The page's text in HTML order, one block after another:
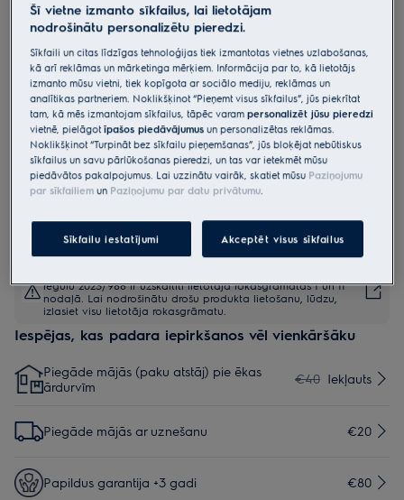
4.8 (300)
Ražojuma informācijas lapa
Priekšrocības
Skaidra, kompakta skārienvadība ar akustisku signālu
Uz plīts uzstādīts displejs ērtai piekļuvei
Funkcija "Stop+Go" ļauj jums uz laiku apstādināt gatavošanas
procesu jebkurā brīdī
regulu 2023/988 ir uzskaitīti lietotāja rokasgrāmatas I un II
nodaļā. Lai nodrošinātu drošu produkta lietošanu, lūdzu,
izlasiet visu lietotāja rokasgrāmatu.
Iespējas, kas padara iepirkšanos vēl vienkāršāku
Piegāde mājās (paku atstāj) pie ēkas
ārdurvīm
€40 Iekļauts
Piegāde mājās ar uznešanu €20
Papildus garantija +3 gadi €80
Šī vietne izmanto sīkfailus, lai lietotājam
nodrošinātu personalizētu pieredzi.
Sīkfaili un citas līdzīgas tehnoloģijas tiek izmantotas vietnes uzlabošanas,
kā arī reklāmas un mārketinga mērķiem. Informācija par to, kā lietotājs
izmanto mūsu vietni, tiek kopīgota ar sociālo mediju, reklāmas un
analītikas partneriem. Noklikšķinot “Pieņemt visus sīkfailus”, jūs piekrītat
tam, kā mēs izmantojam sīkfailus, tāpēc varampersonalizēt jūsu pieredzi
vietnē, pielāgotīpašos piedāvājumus un personalizētas reklāmas.
Noklikšķinot “Turpināt bez sīkfailu pieņemšanas”, jūs bloķējat nebūtiskus
sīkfailus un savu pārlūkošanas pieredzi, un tas var ietekmēt mūsu
piedāvātos pakalpojumus. Lai uzzinātu vairāk, skatiet mūsu Paziņojumu
par sīkfailiem un Paziņojumu par datu privātumu.
Sīkfailu iestatījumi Akceptēt visus sīkfailus